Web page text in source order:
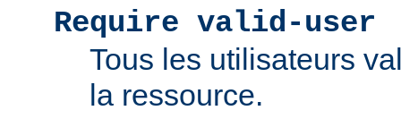
Require valid-user
Tous les utilisateurs
la ressource.